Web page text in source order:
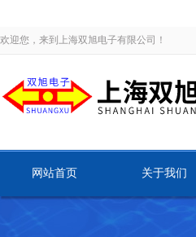
欢迎您，来到上海双旭电子有限公司！
网站首页 关于我们